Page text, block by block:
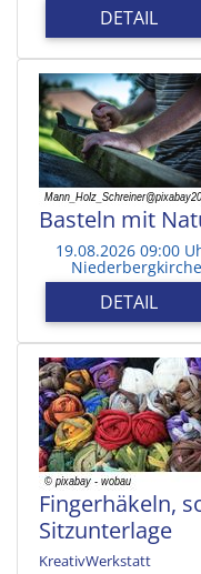
DETAIL
Basteln mit
19.08.2026 09:00
DETAIL
Fingerhäkeln,
Sitzunterlage
KreativWerkstatt